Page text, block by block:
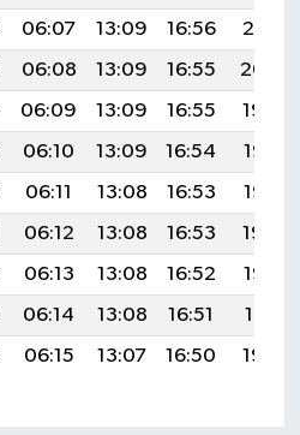
06:07 13:09 16:56
20:01
06:08 13:09 16:55
20:00
06:09 13:09 16:55
19:59
06:10 13:09 16:54
19:57
06:11 13:08 16:53
19:56
06:12 13:08 16:53
19:54
06:13 13:08 16:52
19:53
06:14 13:08 16:51
19:51
06:15 13:07 16:50 19:50